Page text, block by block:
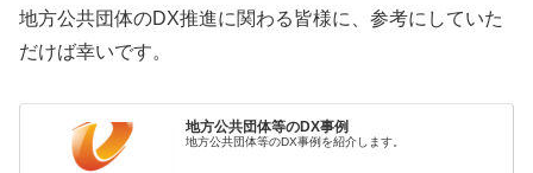
地方公共団体のDX推進に関わる皆様に、参考にしていた
だけば幸いです。
地方公共団体等のDX事例
地方公共団体等のDX事例を紹介します。